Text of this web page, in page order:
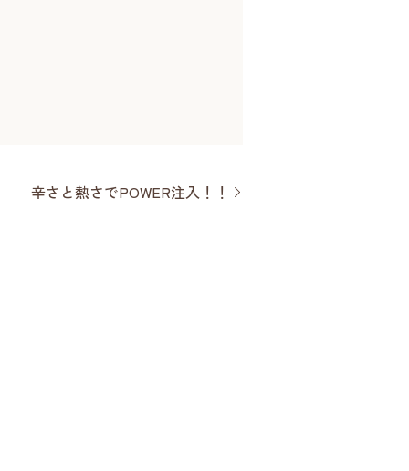
辛さと熱さでPOWER注入！！